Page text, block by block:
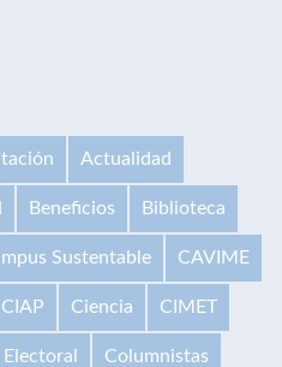
Actualidad
Beneficios Biblioteca
Sustentable CAVIME
CIAP Ciencia CIMET
Columnistas